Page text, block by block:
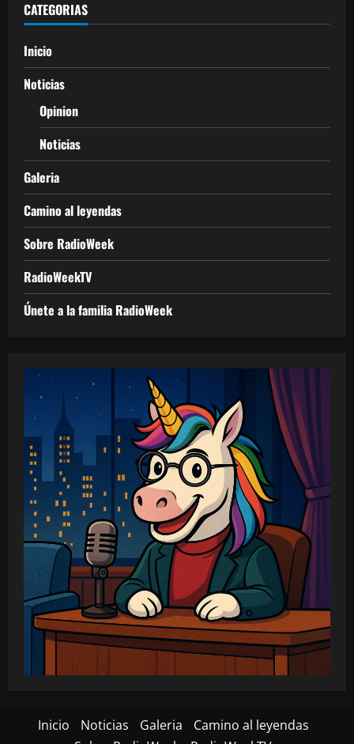
CATEGORIAS
Inicio
Noticias
Opinion
Noticias
Galeria
Camino al leyendas
Sobre RadioWeek
RadioWeekTV
Únete a la familia RadioWeek
Inicio Noticias Galeria
Camino al leyendas